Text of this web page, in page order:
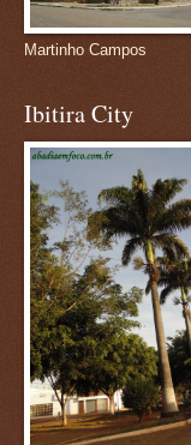
Martinho Campos
Ibitira City